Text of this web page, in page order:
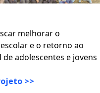
melhorar o
e o retorno ao
adolescentes e jovens
>>